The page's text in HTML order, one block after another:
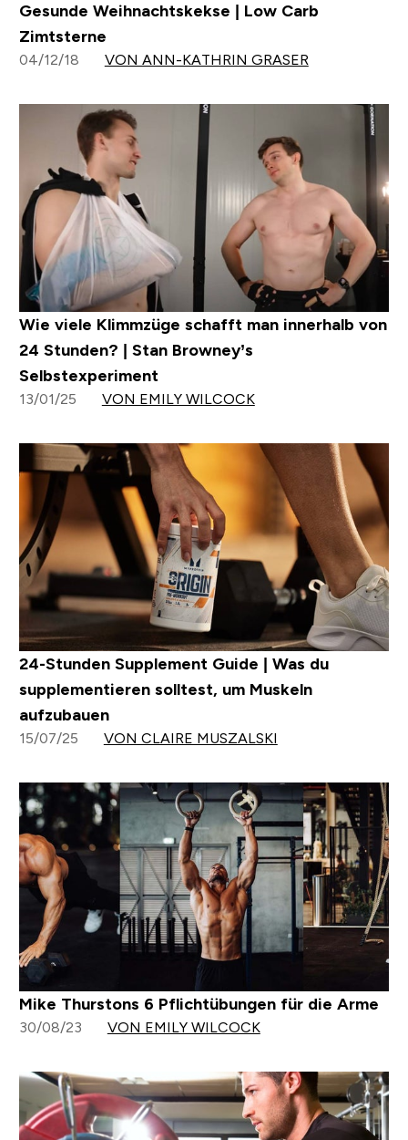
Gesunde Weihnachtskekse | Low Carb
Zimtsterne
04/12/18 VON ANN-KATHRIN GRASER
Wie viele Klimmzüge schafft man innerhalb von
24 Stunden? | Stan Browney’s
Selbstexperiment
13/01/25 VON EMILY WILCOCK
24-Stunden Supplement Guide | Was du
supplementieren solltest, um Muskeln
aufzubauen
15/07/25 VON CLAIRE MUSZALSKI
Mike Thurstons 6 Pflichtübungen für die Arme
30/08/23 VON EMILY WILCOCK